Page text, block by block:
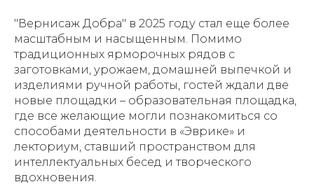
"Вернисаж Добра" в 2025 году стал еще более
масштабным и насыщенным. Помимо
традиционных ярморочных рядов с
заготовками, урожаем, домашней выпечкой и
изделиями ручной работы, гостей ждали две
новые площадки – образовательная площадка,
где все желающие могли познакомиться со
способами деятельности в «Эврике» и
лекториум, ставший пространством для
интеллектуальных бесед и творческого
вдохновения.